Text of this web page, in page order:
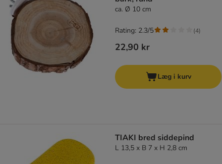
ca. Ø 10 cm
22,90 kr
Rating: 2.3/5 (4)
Læg i kurv
TIAKI bred siddepind
L 13,5 x B 7 x H 2,8 cm